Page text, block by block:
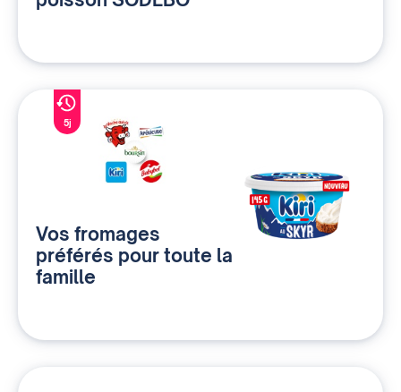
5j
Vos fromages
préférés pour toute la
famille